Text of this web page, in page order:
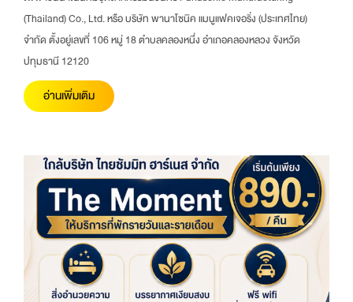
(Thailand) Co., Ltd. หรือ บริษัท พานาโซนิค แมนูแฟคเจอริ่ง (ประเทศไทย)
จำกัด ตั้งอยู่เลขที่ 106 หมู่ 18 ตำบลคลองหนึ่ง อำเภอคลองหลวง จังหวัด
ปทุมธานี 12120
อ่านเพิ่มเติม